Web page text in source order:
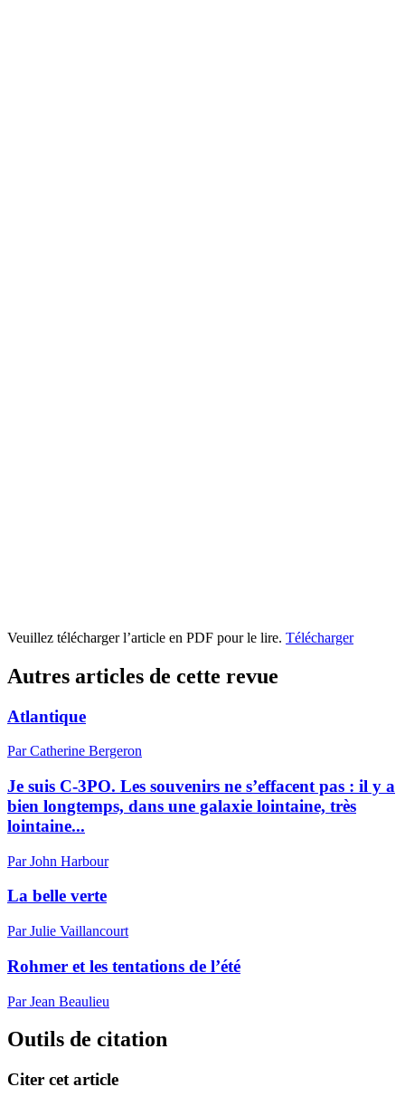
Veuillez télécharger l’article en PDF pour le lire. Télécharger
Autres articles de cette revue
Atlantique
Par Catherine Bergeron
Je suis C-3PO. Les souvenirs ne s’effacent pas : il y a
bien longtemps, dans une galaxie lointaine, très
lointaine...
Par John Harbour
La belle verte
Par Julie Vaillancourt
Rohmer et les tentations de l’été
Par Jean Beaulieu
Outils de citation
Citer cet article